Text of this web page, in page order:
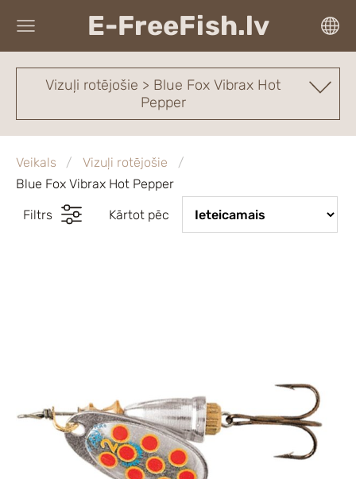
E-FreeFish.lv
Vizuļi rotējošie > Blue Fox Vibrax Hot
Pepper
Veikals
Vizuļi rotējošie
Blue Fox Vibrax Hot Pepper
Filtrs Kārtot pēc